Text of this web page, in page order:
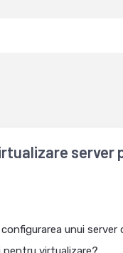
unui server